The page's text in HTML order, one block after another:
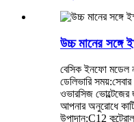
উচ্চ মানের সঙ্গে
বেসিক ইনফো মডেল
ডেলিভারি
ওভারসিজ
আপনার অনুরোধে
উপাদান:C12